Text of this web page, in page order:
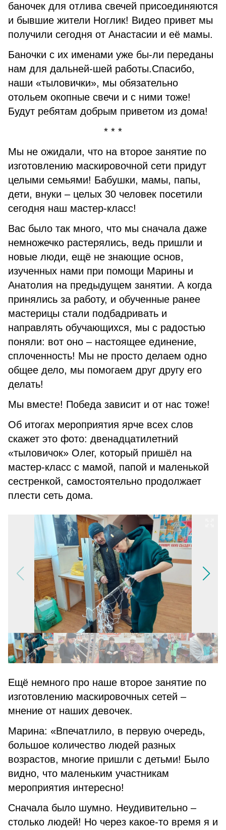
баночек для отлива свечей присоединяются
и бывшие жители Ноглик! Видео привет мы
получили сегодня от Анастасии и её мамы.
Баночки с их именами уже бы-ли переданы
нам для дальней-шей работы.Спасибо,
наши «тыловички», мы обязательно
отольем окопные свечи и с ними тоже!
Будут ребятам добрым приветом из дома!
* * *
Мы не ожидали, что на второе занятие по
изготовлению маскировочной сети придут
целыми семьями! Бабушки, мамы, папы,
дети, внуки – целых 30 человек посетили
сегодня наш мастер-класс!
Вас было так много, что мы сначала даже
немножечко растерялись, ведь пришли и
новые люди, ещё не знающие основ,
изученных нами при помощи Марины и
Анатолия на предыдущем занятии. А когда
принялись за работу, и обученные ранее
мастерицы стали подбадривать и
направлять обучающихся, мы с радостью
поняли: вот оно – настоящее единение,
сплоченность! Мы не просто делаем одно
общее дело, мы помогаем друг другу его
делать!
Мы вместе! Победа зависит и от нас тоже!
Об итогах мероприятия ярче всех слов
скажет это фото: двенадцатилетний
«тыловичок» Олег, который пришёл на
мастер-класс с мамой, папой и маленькой
сестренкой, самостоятельно продолжает
плести сеть дома.
Ещё немного про наше второе занятие по
изготовлению маскировочных сетей –
мнение от наших девочек.
Марина: «Впечатлило, в первую очередь,
большое количество людей разных
возрастов, многие пришли с детьми! Было
видно, что маленьким участникам
мероприятия интересно!
Сначала было шумно. Неудивительно –
столько людей! Но через какое-то время я и